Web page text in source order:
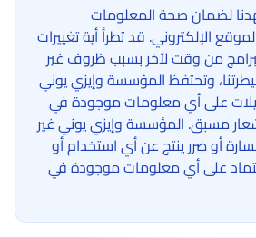
لضمان صحة المعلومات
الإلكتروني. قد تطرأ أية تغييرات
من وقت لآخر بسبب ظروف غير
وتحتفظ المؤسسة وإيزي يوني
على أي معلومات موجودة في
مسبق. المؤسسة وإيزي يوني غير
أو ضرر ينتج عن أي استخدام أو
على أي معلومات موجودة في